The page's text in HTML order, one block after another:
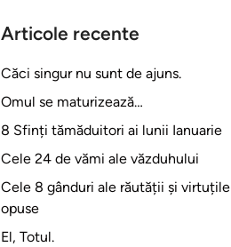
Articole recente
Căci singur nu sunt de ajuns.
Omul se maturizează…
8 Sfinți tămăduitori ai lunii Ianuarie
Cele 24 de vămi ale văzduhului
Cele 8 gânduri ale răutății și virtuțile
opuse
El, Totul.